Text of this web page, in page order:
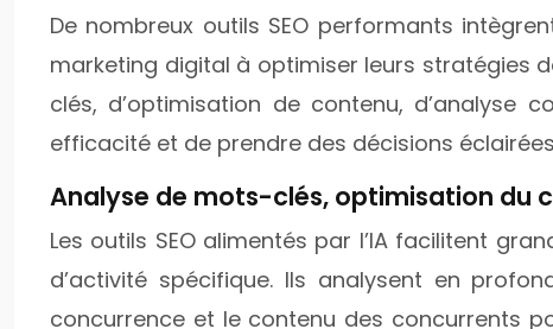
De nombreux outils SEO performants
marketing digital à optimiser leurs stratégies
clés, d’optimisation de contenu, d’analyse
efficacité et de prendre des décisions
Analyse de mots-clés, optimisation du
Les outils SEO alimentés par l’IA facilitent
d’activité spécifique. Ils analysent en
concurrence et le contenu des concurrents